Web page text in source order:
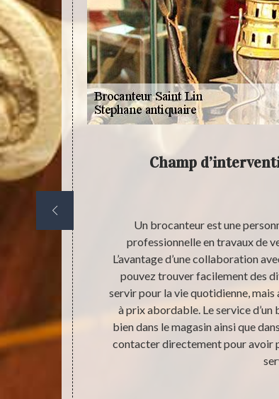
choisissant
pas à
Champ
Un brocanteur est une
professionnelle en travaux de
L’avantage d’une collaboration
pouvez trouver facilement des
servir pour la vie quotidienne, mais
à prix abordable. Le service
bien dans le magasin ainsi que
contacter directement pour avoir